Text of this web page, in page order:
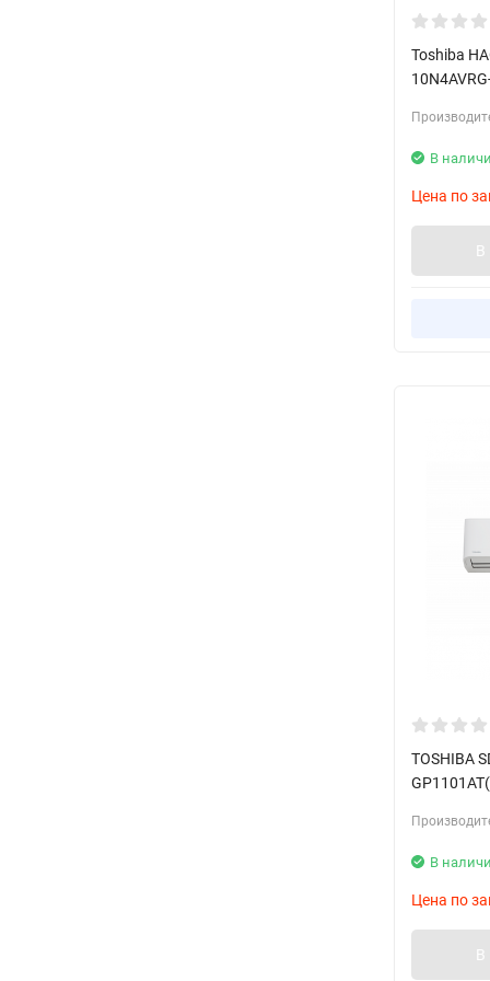
Toshiba
В
Цена по
В
TOSHIBA
В
Цена по
В